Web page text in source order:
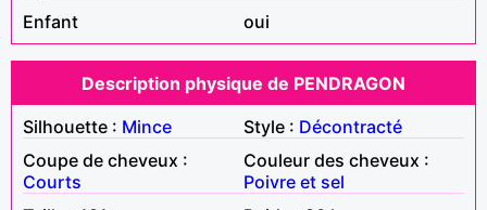
Enfant
oui
Description physique de PENDRAGON
Silhouette : Mince Style : Décontracté
Coupe de cheveux :
Courts
Couleur des cheveux :
Poivre et sel